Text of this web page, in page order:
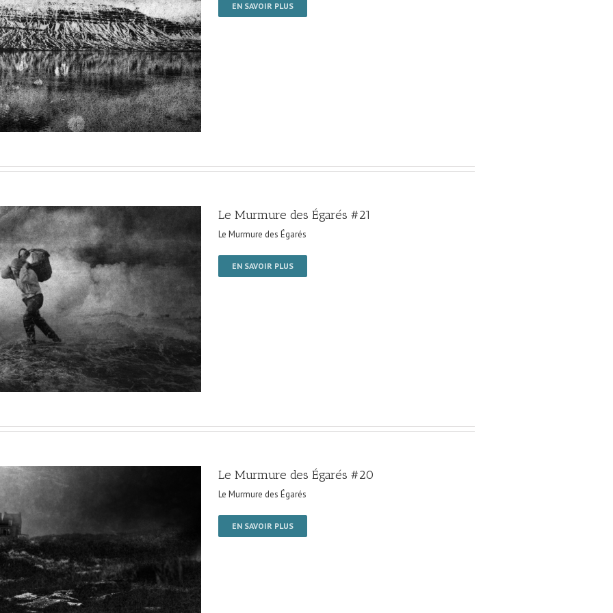
EN SAVOIR PLUS
Le Murmure des Égarés #21
Le Murmure des Égarés
EN SAVOIR PLUS
Le Murmure des Égarés #20
Le Murmure des Égarés
EN SAVOIR PLUS